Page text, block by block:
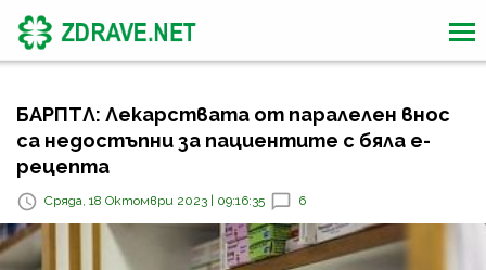
БАРПТЛ: Лекарствата от паралелен внос
са недостъпни за пациентите с бяла е-
рецепта
Сряда, 18 Октомври 2023 | 09:16:35 6